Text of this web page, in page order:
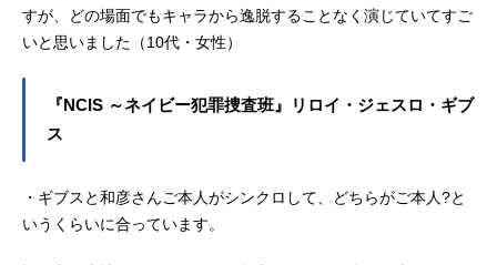
すが、どの場面でもキャラから逸脱することなく演じていてすご
いと思いました（10代・女性）
『NCIS ～ネイビー犯罪捜査班』リロイ・ジェスロ・ギブ
ス
・ギブスと和彦さんご本人がシンクロして、どちらがご本人?と
いうくらいに合っています。